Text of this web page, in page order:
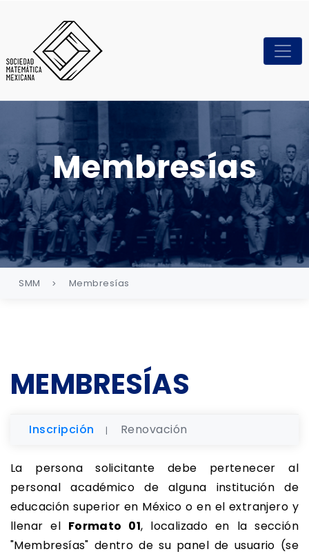
Membresías
SMM Membresías
MEMBRESÍAS
Inscripción Renovación
La persona solicitante debe pertenecer al
personal académico de alguna institución de
educación superior en México o en el extranjero y
llenar el Formato 01, localizado en la sección
"Membresías" dentro de su panel de usuario (se